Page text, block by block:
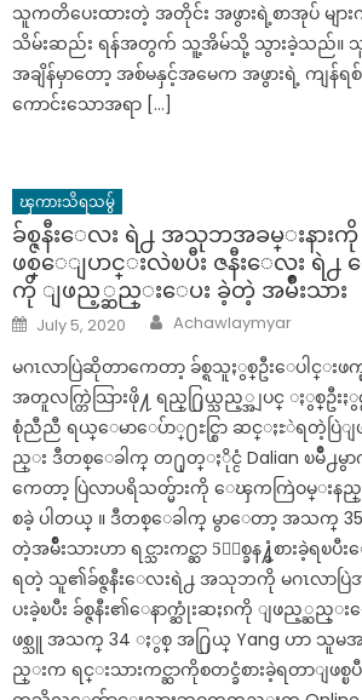
သူကတိပေးထားတဲ့ အတိုင်း အဖွားရဲ့စာအုပ် များကို
သိမ်းဆည်း ရန်အတွက် သူ့အိမ်သို့ သွားခဲ့သည်။
အချိန်မှာတော့ အစ်မနှင့်အမေက အဖွားရဲ့ ကျန်
ကောင်းသောအရာ […]
ၾကားသိရသမွ်
ခ်စ္ဇနီးေလး ရဲ႕ အသုဘအခမ္းနားကို
ဖစ္ေျပာင္းလဲၿပီး ဇနီးေလး ရဲ႕
ကို ျဖည့္ဆည္းေပး ခဲ့တဲ့ အမ်ိဳးသား
Posted
on
July 5, 2020 Author
Achawlaymyar
မဂၤလာပြဲဆိုတာကေတာ့ ခ်စ္ရသူႏွစ္ဦးေပါင္း
အတူလက္တြဲသြားဖို႔ ရည္႐ြယ္သည့္အျပင္ ႏွစ္ဦးႏွ
စုံညီညီ ရယ္ေမာေပ်ာ္႐ႊင္စြာ ဆင္ႏႊဲရတဲ့ပြဲျ
ည္း ဒီတစ္ေခါက္ တ႐ုတ္ႏိုင္ငံ Dalian ၿမိဳ႕မွာ
ကေတာ့ ပြဲလာပရိသတ္မ်ားကို ေၾကကြဲဝမ္း
စခဲ့ ပါတယ္ ။ ဒီတစ္ေခါက္ မွာေတာ့ အသက္ 35
တဲ့အမ်ိဳးသားဟာ ရင္သားကင္ဆာ 5ႏွစ္ခန႔္ခံစားခဲ့ရ
ရတဲ့ သူ၏ခ်စ္ဇနီးေလးရဲ႕ အသုဘကို မဂၤလာပ
ပးခဲ့ၿပီး ခ်စ္ဇနီး၏ေနာက္ဆုံးဆႏၵကို ျဖည့္ဆည္း
ဖစ္သူ အသက္ 34 ႏွစ္ အ႐ြယ္ Yang ဟာ သူမ
ည္းက ရင္းသားကင္ဆာကိုစတင္ခံစားခဲ့ရတာျဖစ္ၿ